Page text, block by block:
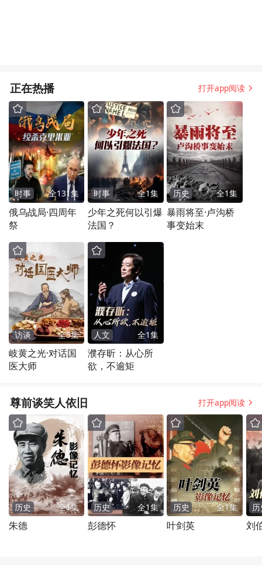
正在热播 打开app阅读
时事 全131集
俄乌战局·四周年
祭
时事 全1集
少年之死何以引爆
法国？
历史 全1集
暴雨将至·卢沟桥
事变始末
访谈 全5集
岐黄之光·对话国
医大师
人文 全1集
濮存昕：从心所
欲，不逾矩
尊前谈笑人依旧 打开app阅读
历史 全1集
朱德
历史 全1集
彭德怀
历史 全1集
叶剑英 刘